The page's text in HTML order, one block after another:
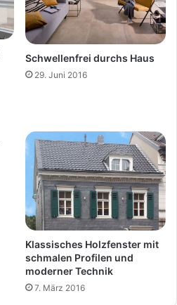
Schwellenfrei durchs Haus
29. Juni 2016
Klassisches Holzfenster mit
schmalen Profilen und
moderner Technik
7. März 2016